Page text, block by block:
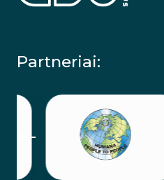
Partneriai: